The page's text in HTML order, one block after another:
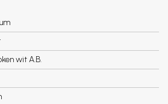
wit A.B.